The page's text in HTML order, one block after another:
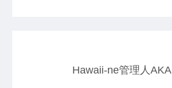
Hawaii-ne管理人AKA